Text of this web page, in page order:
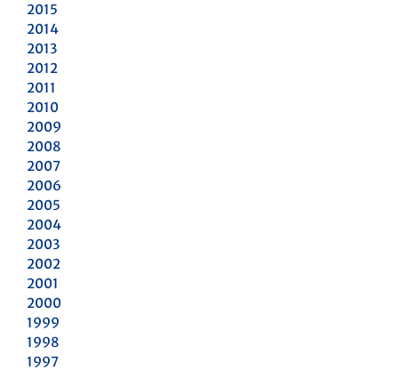
2015
2014
2013
2012
2011
2010
2009
2008
2007
2006
2005
2004
2003
2002
2001
2000
1999
1998
1997